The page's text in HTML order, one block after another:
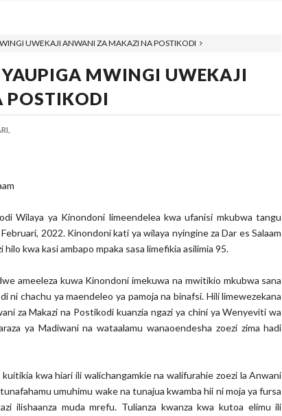
UWEKAJI ANWANI ZA MAKAZI NA POSTIKODI
MWINGI UWEKAJI
Wilaya ya Kinondoni limeendelea kwa ufanisi mkubwa tangu
2022. Kinondoni kati ya wilaya nyingine za Dar es Salaam
kwa kasi ambapo mpaka sasa limefikia asilimia 95.
ameeleza kuwa Kinondoni imekuwa na mwitikio mkubwa sana
ni chachu ya maendeleo ya pamoja na binafsi. Hili limewezekana
za Makazi na Postikodi kuanzia ngazi ya chini ya Wenyeviti wa
ya Madiwani na wataalamu wanaoendesha zoezi zima hadi
kwa hiari ili walichangamkie na walifurahie zoezi la Anwani
umuhimu wake na tunajua kwamba hii ni moja ya fursa
ilishaanza muda mrefu. Tulianza kwanza kwa kutoa elimu ili